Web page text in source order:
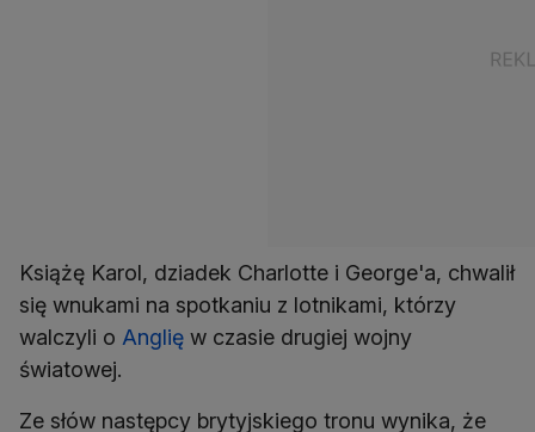
Książę Karol, dziadek Charlotte i George'a, chwalił
się wnukami na spotkaniu z lotnikami, którzy
walczyli o Anglię w czasie drugiej wojny
światowej.
Ze słów następcy brytyjskiego tronu wynika, że